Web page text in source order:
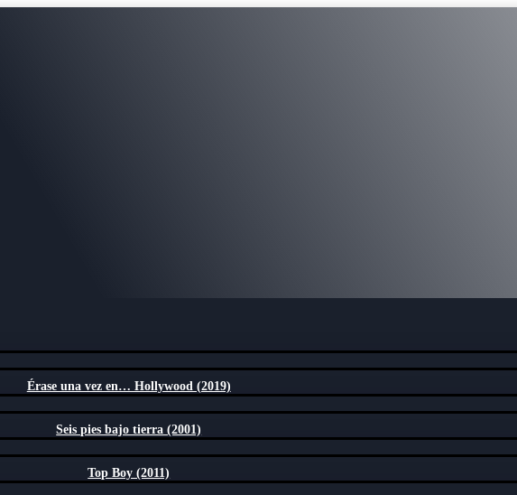
Érase una vez en… Hollywood (2019)
Seis pies bajo tierra (2001)
Top Boy (2011)